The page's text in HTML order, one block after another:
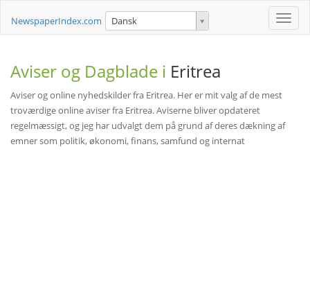
Toggle
NewspaperIndex.com Dansk
Aviser og Dagblade i Eritrea
Aviser og online nyhedskilder fra Eritrea. Her er mit valg af de mest
troværdige online aviser fra Eritrea. Aviserne bliver opdateret
regelmæssigt, og jeg har udvalgt dem på grund af deres dækning af
emner som politik, økonomi, finans, samfund og internat